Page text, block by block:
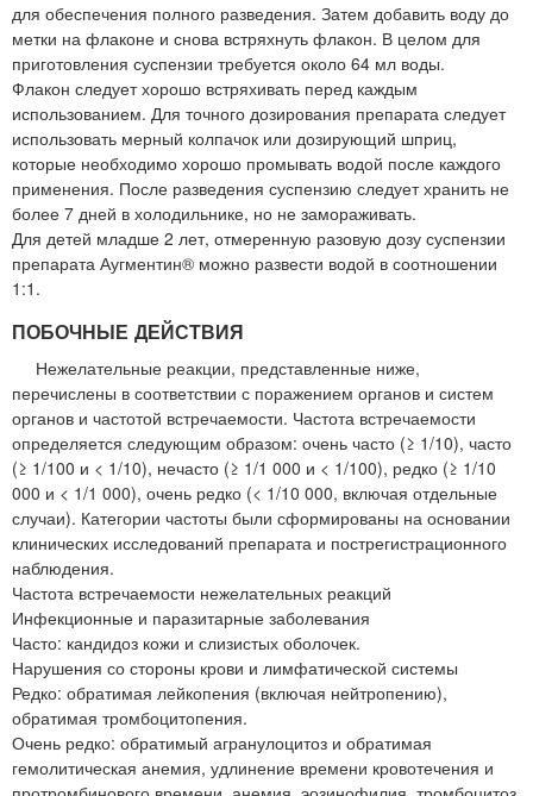
для обеспечения полного разведения. Затем добавить воду до
метки на флаконе и снова встряхнуть флакон. В целом для
приготовления суспензии требуется около 64 мл воды.
Флакон следует хорошо встряхивать перед каждым
использованием. Для точного дозирования препарата следует
использовать мерный колпачок или дозирующий шприц,
которые необходимо хорошо промывать водой после каждого
применения. После разведения суспензию следует хранить не
более 7 дней в холодильнике, но не замораживать.
Для детей младше 2 лет, отмеренную разовую дозу суспензии
препарата Аугментин® можно развести водой в соотношении
1:1.
ПОБОЧНЫЕ ДЕЙСТВИЯ
Нежелательные реакции, представленные ниже,
перечислены в соответствии с поражением органов и систем
органов и частотой встречаемости. Частота встречаемости
определяется следующим образом: очень часто (≥ 1/10), часто
(≥ 1/100 и < 1/10), нечасто (≥ 1/1 000 и < 1/100), редко (≥ 1/10
000 и < 1/1 000), очень редко (< 1/10 000, включая отдельные
случаи). Категории частоты были сформированы на основании
клинических исследований препарата и пострегистрационного
наблюдения.
Частота встречаемости нежелательных реакций
Инфекционные и паразитарные заболевания
Часто: кандидоз кожи и слизистых оболочек.
Нарушения со стороны крови и лимфатической системы
Редко: обратимая лейкопения (включая нейтропению),
обратимая тромбоцитопения.
Очень редко: обратимый агранулоцитоз и обратимая
гемолитическая анемия, удлинение времени кровотечения и